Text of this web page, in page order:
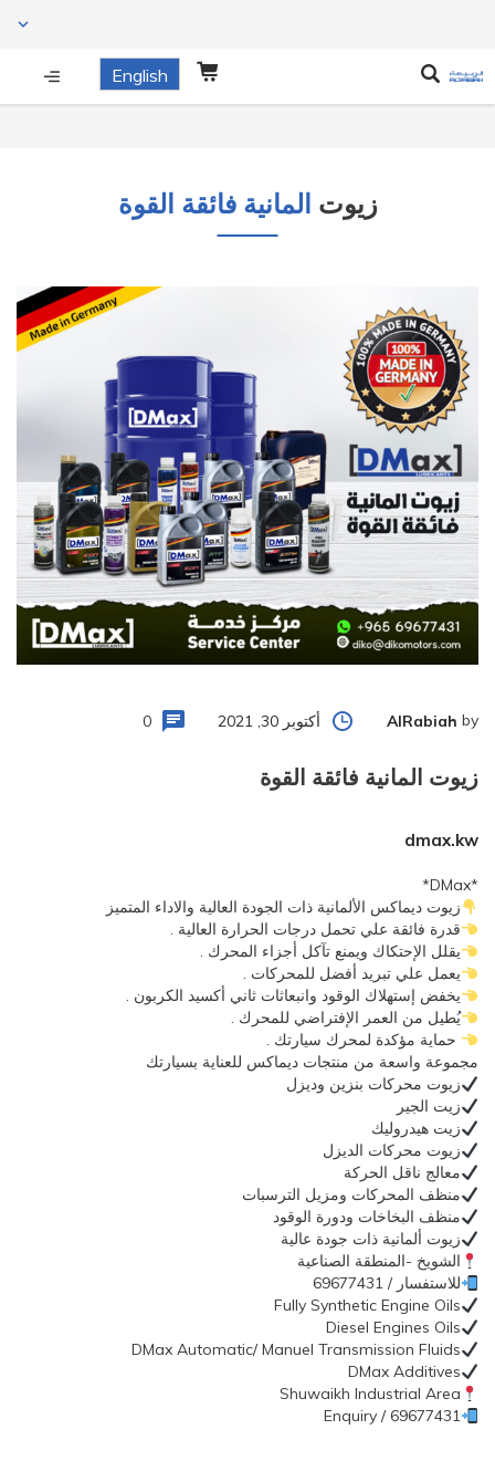
English
زيوت المانية فائقة القوة
by
AlRabiah أكتوبر 30, 2021 0
زيوت المانية فائقة القوة
dmax.kw
*DMax*
زيوت ديماكس الألمانية ذات الجودة العالية والاداء المتميز
قدرة فائقة علي تحمل درجات الحرارة العالية .
يقلل الإحتكاك ويمنع تآكل أجزاء المحرك .
يعمل علي تبريد أفضل للمحركات .
يخفض إستهلاك الوقود وانبعاثات ثاني أكسيد الكربون .
يُطيل من العمر الإفتراضي للمحرك .
حماية مؤكدة لمحرك سيارتك .
مجموعة واسعة من منتجات ديماكس للعناية بسيارتك
زيوت محركات بنزين وديزل
زيت الجير
زيت هيدروليك
زيوت محركات الديزل
معالج ناقل الحركة
منظف المحركات ومزيل الترسبات
منظف البخاخات ودورة الوقود
زيوت ألمانية ذات جودة عالية
الشويخ -المنطقة الصناعية
للاستفسار / 69677431
Fully Synthetic Engine Oils
Diesel Engines Oils
DMax Automatic/ Manuel Transmission Fluids
DMax Additives
Shuwaikh Industrial Area
Enquiry / 69677431